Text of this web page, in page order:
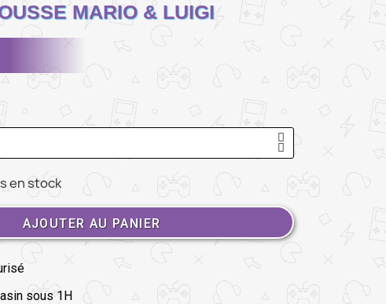
MARIO & LUIGI
en stock
AJOUTER AU PANIER
sous 1H